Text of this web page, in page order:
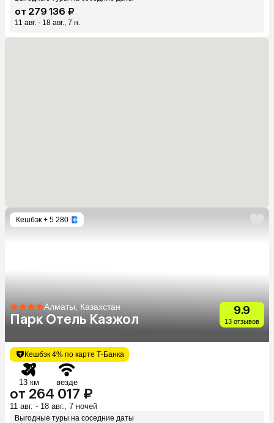
от 279 136 ₽
11 авг. - 18 авг., 7 н.
Кешбэк + 5 280
Алматы, Казахстан
Парк Отель Казжол
9.9
13 отзывов
Кешбэк 4% по карте Т-Банка
13 км везде
от 264 017 ₽
11 авг. - 18 авг., 7 ночей
Выгодные туры на соседние даты